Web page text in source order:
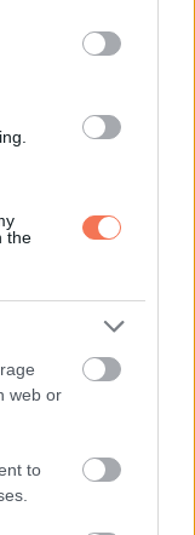
the
web or
to